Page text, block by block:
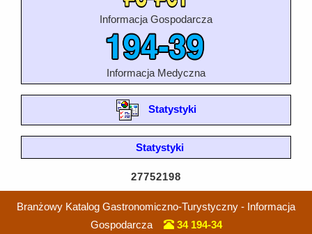
Informacja Gospodarcza
Informacja Medyczna
Statystyki
Statystyki
27752198
Branżowy Katalog Gastronomiczno-Turystyczny - Informacja
Gospodarcza
34 194-34